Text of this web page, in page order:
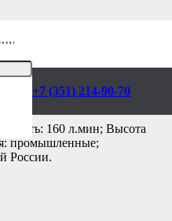
+7 (351) 214-90-70
3BM
160 л.мин; Высота
промышленные;
России.